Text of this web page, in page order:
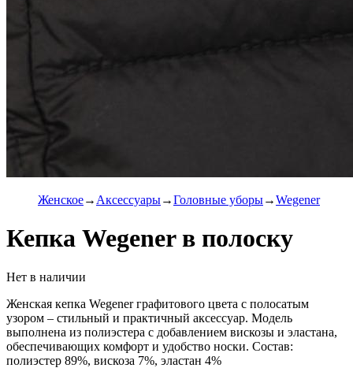
Женское Аксессуары Головные уборы Wegener
Кепка Wegener в полоску
Нет в наличии
Женская кепка Wegener графитового цвета с полосатым
узором – стильный и практичный аксессуар. Модель
выполнена из полиэстера с добавлением вискозы и эластана,
обеспечивающих комфорт и удобство носки. Состав:
полиэстер 89%, вискоза 7%, эластан 4%